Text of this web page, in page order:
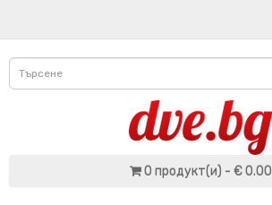
0 продукт(и) - € 0.00